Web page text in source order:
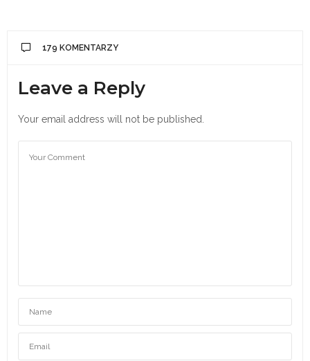
179 KOMENTARZY
Leave a Reply
Your email address will not be published.